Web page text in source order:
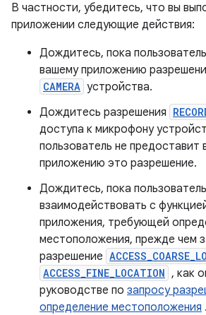
В частности, убедитесь, что вы
приложении следующие действия:
Дождитесь, пока
вашему приложению
CAMERA устройства.
Дождитесь разрешения
доступа к микрофону
пользователь не предоставит
приложению это разрешение.
Дождитесь, пока
взаимодействовать с
приложения, требующей
местоположения, прежде чем
разрешение
ACCESS_FINE_LOCATION , как
руководстве по запросу
определение местоположения .